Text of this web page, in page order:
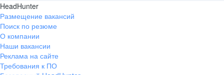
HeadHunter
Размещение вакансий
Поиск по резюме
О компании
Наши вакансии
Реклама на сайте
Требования к ПО